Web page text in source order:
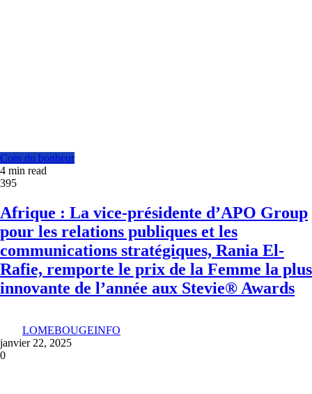
Coin du bonheur
4 min read
395
Afrique : La vice-présidente d’APO Group
pour les relations publiques et les
communications stratégiques, Rania El-
Rafie, remporte le prix de la Femme la plus
innovante de l’année aux Stevie® Awards
LOMEBOUGEINFO
janvier 22, 2025
0